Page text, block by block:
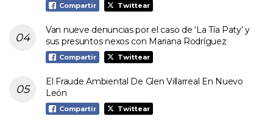
Compartir Twittear
Van nueve denuncias por el caso de ‘La Tía Paty’ y
sus presuntos nexos con Mariana Rodríguez
Compartir Twittear
El Fraude Ambiental De Glen Villarreal En Nuevo
León
Compartir Twittear